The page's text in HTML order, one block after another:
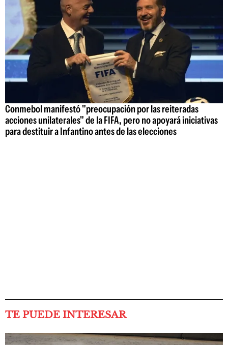
Conmebol manifestó "preocupación por las reiteradas
acciones unilaterales" de la FIFA, pero no apoyará iniciativas
para destituir a Infantino antes de las elecciones
TE PUEDE INTERESAR